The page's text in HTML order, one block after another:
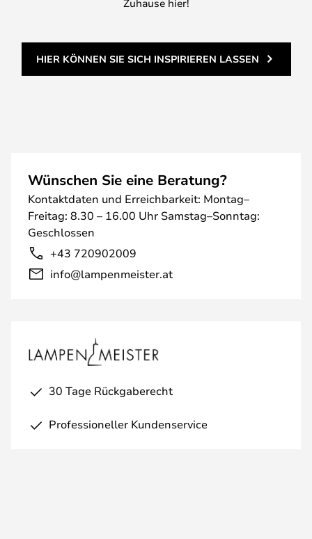
Zuhause hier!
HIER KÖNNEN SIE SICH INSPIRIEREN LASSEN
Wünschen Sie eine Beratung?
Kontaktdaten und Erreichbarkeit: Montag–
Freitag: 8.30 – 16.00 Uhr Samstag–Sonntag:
Geschlossen
+43 720902009
info@lampenmeister.at
30 Tage Rückgaberecht
Professioneller Kundenservice